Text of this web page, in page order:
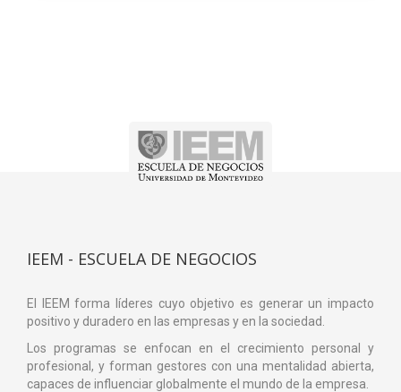
IEEM - ESCUELA DE NEGOCIOS
El IEEM forma líderes cuyo objetivo es generar un impacto
positivo y duradero en las empresas y en la sociedad.
Los programas se enfocan en el crecimiento personal y
profesional, y forman gestores con una mentalidad abierta,
capaces de influenciar globalmente el mundo de la empresa.